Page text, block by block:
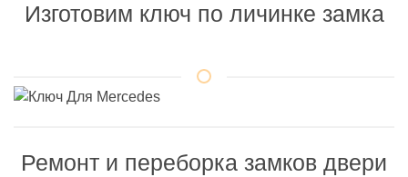
Изготовим ключ по личинке замка
Ремонт и переборка замков двери